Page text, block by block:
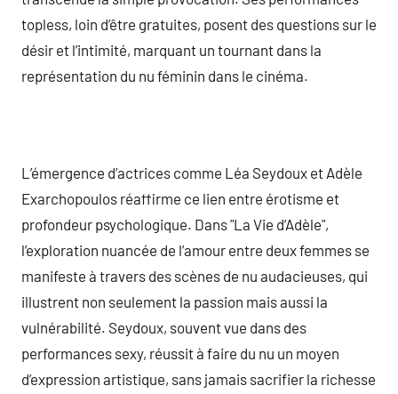
topless, loin d’être gratuites, posent des questions sur le
désir et l’intimité, marquant un tournant dans la
représentation du nu féminin dans le cinéma.
L’émergence d’actrices comme Léa Seydoux et Adèle
Exarchopoulos réaffirme ce lien entre érotisme et
profondeur psychologique. Dans "La Vie d’Adèle",
l’exploration nuancée de l’amour entre deux femmes se
manifeste à travers des scènes de nu audacieuses, qui
illustrent non seulement la passion mais aussi la
vulnérabilité. Seydoux, souvent vue dans des
performances sexy, réussit à faire du nu un moyen
d’expression artistique, sans jamais sacrifier la richesse